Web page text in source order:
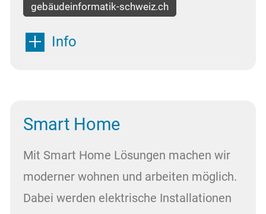
gebäudeinformatik-schweiz.ch
Info
Smart Home
Mit Smart Home Lösungen machen wir
moderner wohnen und arbeiten möglich.
Dabei werden elektrische Installationen